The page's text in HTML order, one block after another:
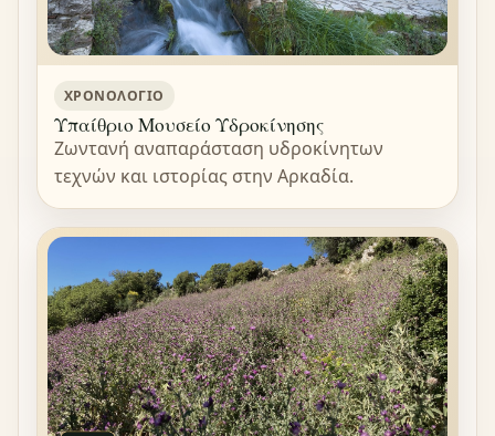
ΧΡΟΝΟΛΌΓΙΟ
Υπαίθριο Μουσείο Υδροκίνησης
Ζωντανή αναπαράσταση υδροκίνητων
τεχνών και ιστορίας στην Αρκαδία.